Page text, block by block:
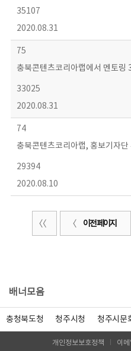
35107
2020.08.31
75
충북콘텐츠코리아랩에서 멘토링
33025
2020.08.31
74
충북콘텐츠코리아랩, 홍보기자단
29394
2020.08.10
이전 페이지
배너모음
충청북도청 청주시청 청주시문
개인정보보호정책 이